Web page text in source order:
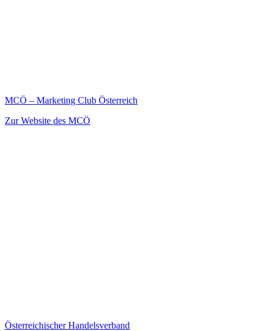
MCÖ – Marketing Club Österreich
Zur Website des MCÖ
Österreichischer Handelsverband